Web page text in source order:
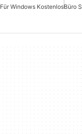
Windows KostenlosBüro